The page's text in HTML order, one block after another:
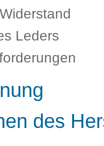
Leders
des